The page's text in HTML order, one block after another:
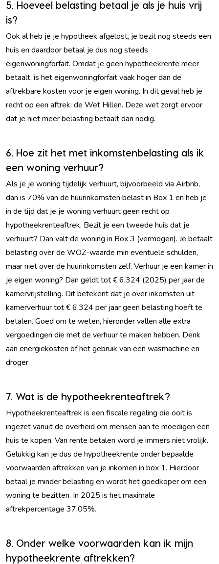
5. Hoeveel belasting betaal je als je huis vrij
is?
Ook al heb je je hypotheek afgelost, je bezit nog steeds een
huis en daardoor betaal je dus nog steeds
eigenwoningforfait. Omdat je geen hypotheekrente meer
betaalt, is het eigenwoningforfait vaak hoger dan de
aftrekbare kosten voor je eigen woning. In dit geval heb je
recht op een aftrek: de Wet Hillen. Deze wet zorgt ervoor
dat je niet meer belasting betaalt dan nodig.
6. Hoe zit het met inkomstenbelasting als ik
een woning verhuur?
Als je je woning tijdelijk verhuurt, bijvoorbeeld via Airbnb,
dan is 70% van de huurinkomsten belast in Box 1 en heb je
in de tijd dat je je woning verhuurt geen recht op
hypotheekrenteaftrek. Bezit je een tweede huis dat je
verhuurt? Dan valt de woning in Box 3 (vermogen). Je betaalt
belasting over de WOZ-waarde min eventuele schulden,
maar niet over de huurinkomsten zelf. Verhuur je een kamer in
je eigen woning? Dan geldt tot € 6.324 (2025) per jaar de
kamervrijstelling. Dit betekent dat je over inkomsten uit
kamerverhuur tot € 6.324 per jaar geen belasting hoeft te
betalen. Goed om te weten, hieronder vallen alle extra
vergoedingen die met de verhuur te maken hebben. Denk
aan energiekosten of het gebruik van een wasmachine en
droger.
7. Wat is de hypotheekrenteaftrek?
Hypotheekrenteaftrek is een fiscale regeling die ooit is
ingezet vanuit de overheid om mensen aan te moedigen een
huis te kopen. Van rente betalen word je immers niet vrolijk.
Gelukkig kan je dus de hypotheekrente onder bepaalde
voorwaarden aftrekken van je inkomen in box 1. Hierdoor
betaal je minder belasting en wordt het goedkoper om een
woning te bezitten. In 2025 is het maximale
aftrekpercentage 37,05%.
8. Onder welke voorwaarden kan ik mijn
hypotheekrente aftrekken?